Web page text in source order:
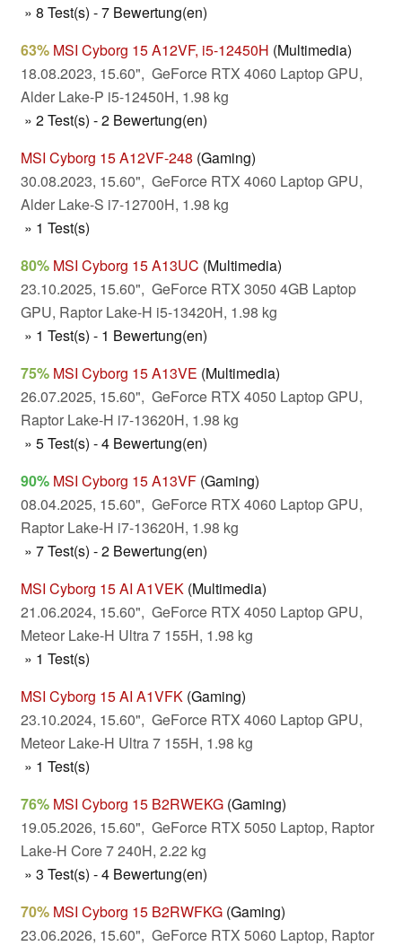
» 8 Test(s) - 7 Bewertung(en)
63% MSI Cyborg 15 A12VF, i5-12450H (Multimedia)
18.08.2023, 15.60", GeForce RTX 4060 Laptop GPU,
Alder Lake-P i5-12450H, 1.98 kg
» 2 Test(s) - 2 Bewertung(en)
MSI Cyborg 15 A12VF-248 (Gaming)
30.08.2023, 15.60", GeForce RTX 4060 Laptop GPU,
Alder Lake-S i7-12700H, 1.98 kg
» 1 Test(s)
80% MSI Cyborg 15 A13UC (Multimedia)
23.10.2025, 15.60", GeForce RTX 3050 4GB Laptop
GPU, Raptor Lake-H i5-13420H, 1.98 kg
» 1 Test(s) - 1 Bewertung(en)
75% MSI Cyborg 15 A13VE (Multimedia)
26.07.2025, 15.60", GeForce RTX 4050 Laptop GPU,
Raptor Lake-H i7-13620H, 1.98 kg
» 5 Test(s) - 4 Bewertung(en)
90% MSI Cyborg 15 A13VF (Gaming)
08.04.2025, 15.60", GeForce RTX 4060 Laptop GPU,
Raptor Lake-H i7-13620H, 1.98 kg
» 7 Test(s) - 2 Bewertung(en)
MSI Cyborg 15 AI A1VEK (Multimedia)
21.06.2024, 15.60", GeForce RTX 4050 Laptop GPU,
Meteor Lake-H Ultra 7 155H, 1.98 kg
» 1 Test(s)
MSI Cyborg 15 AI A1VFK (Gaming)
23.10.2024, 15.60", GeForce RTX 4060 Laptop GPU,
Meteor Lake-H Ultra 7 155H, 1.98 kg
» 1 Test(s)
76% MSI Cyborg 15 B2RWEKG (Gaming)
19.05.2026, 15.60", GeForce RTX 5050 Laptop, Raptor
Lake-H Core 7 240H, 2.22 kg
» 3 Test(s) - 4 Bewertung(en)
70% MSI Cyborg 15 B2RWFKG (Gaming)
23.06.2026, 15.60", GeForce RTX 5060 Laptop, Raptor